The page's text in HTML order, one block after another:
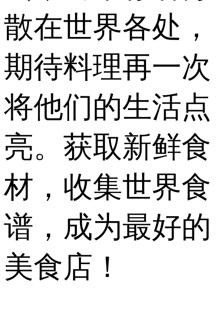
散在世界各处，
期待料理再一次
将他们的生活点
亮。获取新鲜食
材，收集世界食
谱，成为最好的
美食店！